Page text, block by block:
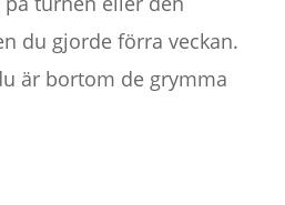
du gjorde förra veckan.
är bortom de grymma